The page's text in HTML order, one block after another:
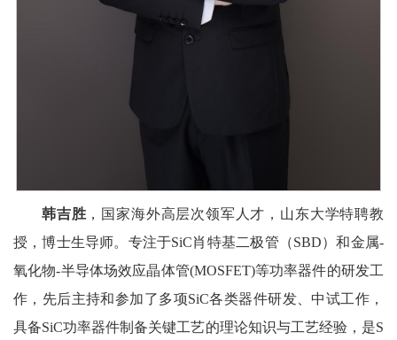
韩吉胜 ，国家海外高层次领军人才，山东大学特聘教
授，博士生导师。专注于SiC肖特基二极管（SBD）和金属-
氧化物-半导体场效应晶体管(MOSFET)等功率器件的研发工
作，先后主持和参加了多项SiC各类器件研发、中试工作，
具备SiC功率器件制备关键工艺的理论知识与工艺经验，是S